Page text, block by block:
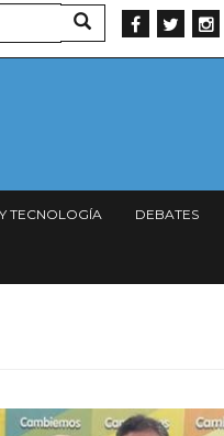
Buscar
TECNOLOGÍA DEBATES